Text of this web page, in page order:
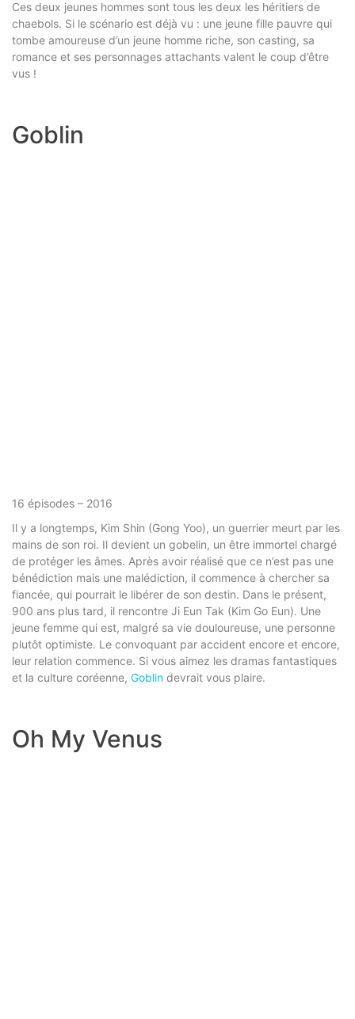
Ces deux jeunes hommes sont tous les deux les héritiers de
chaebols. Si le scénario est déjà vu : une jeune fille pauvre qui
tombe amoureuse d’un jeune homme riche, son casting, sa
romance et ses personnages attachants valent le coup d’être
vus !
Goblin
16 épisodes – 2016
Il y a longtemps, Kim Shin (Gong Yoo), un guerrier meurt par les
mains de son roi. Il devient un gobelin, un être immortel chargé
de protéger les âmes. Après avoir réalisé que ce n’est pas une
bénédiction mais une malédiction, il commence à chercher sa
fiancée, qui pourrait le libérer de son destin. Dans le présent,
900 ans plus tard, il rencontre Ji Eun Tak (Kim Go Eun). Une
jeune femme qui est, malgré sa vie douloureuse, une personne
plutôt optimiste. Le convoquant par accident encore et encore,
leur relation commence. Si vous aimez les dramas fantastiques
et la culture coréenne, Goblin devrait vous plaire.
Oh My Venus